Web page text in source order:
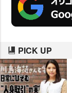
PICK UP